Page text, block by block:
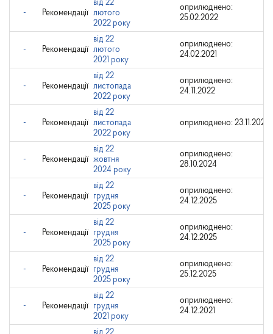
- Рекомендації
від 22
лютого
2022 року
оприлюднено:
25.02.2022
- Рекомендації
від 22
лютого
2021 року
оприлюднено:
24.02.2021
- Рекомендації
від 22
листопада
2022 року
оприлюднено:
24.11.2022
- Рекомендації
від 22
листопада
2022 року
оприлюднено: 23.11.2022
- Рекомендації
від 22
жовтня
2024 року
оприлюднено:
28.10.2024
- Рекомендації
від 22
грудня
2025 року
оприлюднено:
24.12.2025
- Рекомендації
від 22
грудня
2025 року
оприлюднено:
24.12.2025
- Рекомендації
від 22
грудня
2025 року
оприлюднено:
25.12.2025
- Рекомендації
від 22
грудня
2021 року
оприлюднено:
24.12.2021